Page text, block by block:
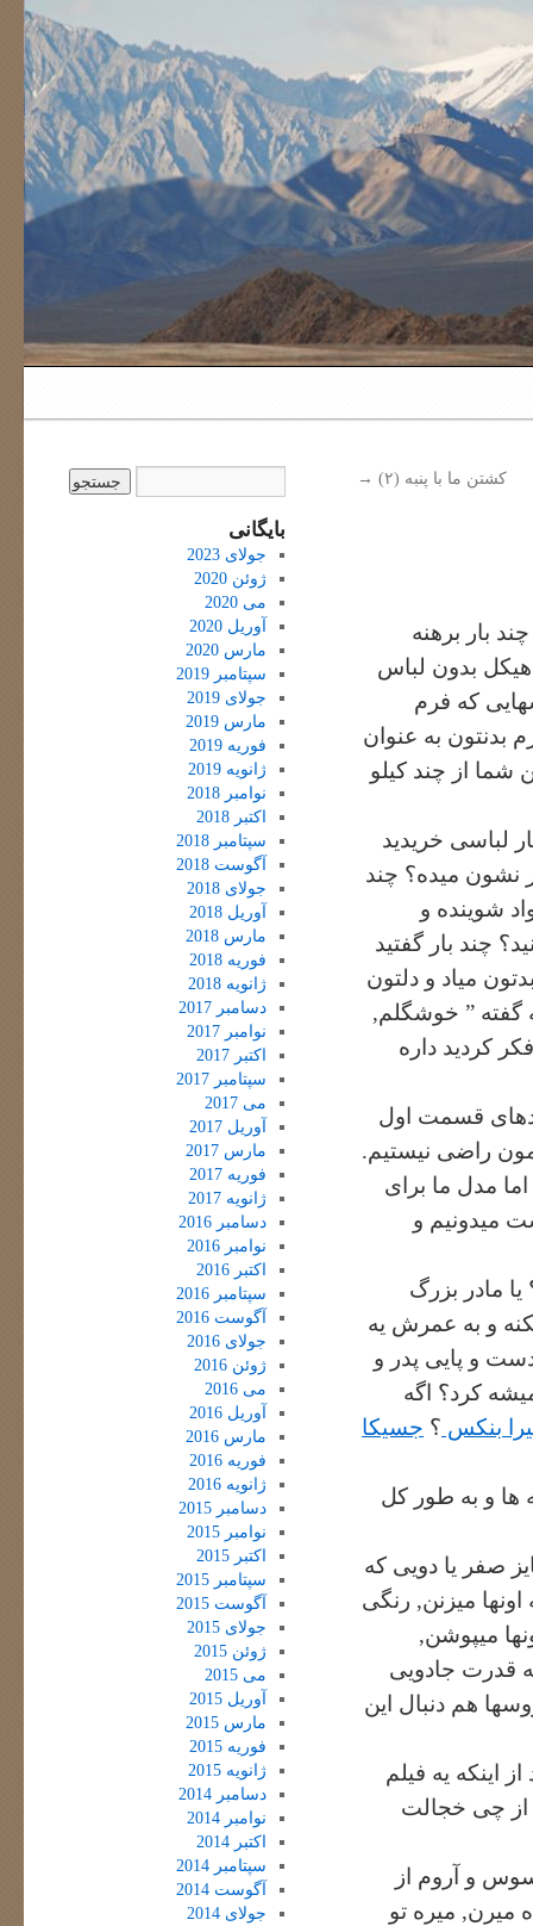
کشتن ما با پنبه (۲) →
بار برهنه
هیکل بدون لباس
که فرم
بدنتون به عنوان
شما از چند کیلو
لباسی خریدید
نشون میده؟ چند
شوینده و
چند بار گفتید
میاد و دلتون
گفته ” خوشگلم,
کردید داره
قسمت اول
راضی نیستیم.
مدل ما برای
میدونیم و
مادر بزرگ
و به عمرش یه
و پایی پدر و
کرد؟ اگه
بنکس ؟ جسیکا
ها و به طور کل
صفر یا دویی که
میزنن, رنگی
میپوشن,
قدرت جادویی
هم دنبال این
اینکه یه فیلم
از چی خجالت
و آروم از
میرن, میره تو
بایگانی
جولای 2023
ژوئن 2020
می 2020
آوریل 2020
مارس 2020
سپتامبر 2019
جولای 2019
مارس 2019
فوریه 2019
ژانویه 2019
نوامبر 2018
اکتبر 2018
سپتامبر 2018
آگوست 2018
جولای 2018
آوریل 2018
مارس 2018
فوریه 2018
ژانویه 2018
دسامبر 2017
نوامبر 2017
اکتبر 2017
سپتامبر 2017
می 2017
آوریل 2017
مارس 2017
فوریه 2017
ژانویه 2017
دسامبر 2016
نوامبر 2016
اکتبر 2016
سپتامبر 2016
آگوست 2016
جولای 2016
ژوئن 2016
می 2016
آوریل 2016
مارس 2016
فوریه 2016
ژانویه 2016
دسامبر 2015
نوامبر 2015
اکتبر 2015
سپتامبر 2015
آگوست 2015
جولای 2015
ژوئن 2015
می 2015
آوریل 2015
مارس 2015
فوریه 2015
ژانویه 2015
دسامبر 2014
نوامبر 2014
اکتبر 2014
سپتامبر 2014
آگوست 2014
جولای 2014